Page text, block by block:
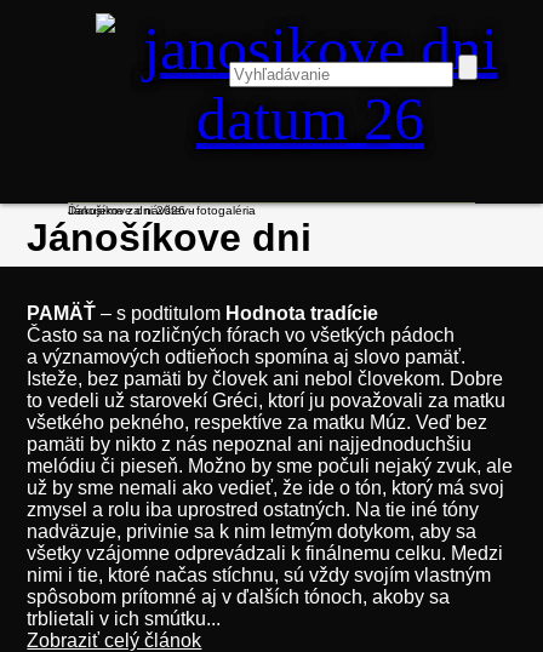
Ďakujeme za návštevu
Jánošíkove dni 2026 - fotogaléria
Jánošíkove dni
PAMÄŤ– s podtitulom Hodnota tradície
Často sa na rozličných fórach vo všetkých pádoch
a významových odtieňoch spomína aj slovo pamäť.
Isteže, bez pamäti by človek ani nebol človekom. Dobre
to vedeli už starovekí Gréci, ktorí ju považovali za matku
všetkého pekného, respektíve za matku Múz. Veď bez
pamäti by nikto z nás nepoznal ani najjednoduchšiu
melódiu či pieseň. Možno by sme počuli nejaký zvuk, ale
už by sme nemali ako vedieť, že ide o tón, ktorý má svoj
zmysel a rolu iba uprostred ostatných. Na tie iné tóny
nadväzuje, privinie sa k nim letmým dotykom, aby sa
všetky vzájomne odprevádzali k finálnemu celku. Medzi
nimi i tie, ktoré načas stíchnu, sú vždy svojím vlastným
spôsobom prítomné aj v ďalších tónoch, akoby sa
trblietali v ich smútku...
Zobraziť celý článok